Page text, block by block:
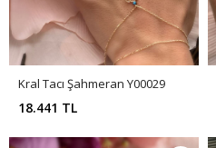
Kral Tacı Şahmeran Y00029
18.441 TL